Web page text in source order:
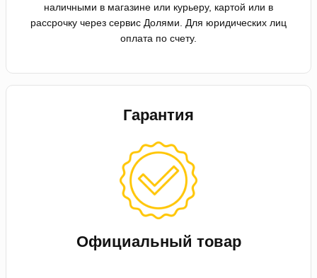
наличными в магазине или курьеру, картой или в
рассрочку через сервис Долями. Для юридических лиц
оплата по счету.
Гарантия
Официальный товар